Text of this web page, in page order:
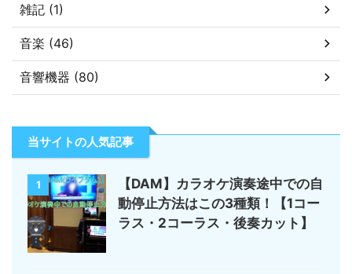
雑記 (1)
音楽 (46)
音響機器 (80)
当サイトの人気記事
1
【DAM】カラオケ演奏途中での自
動停止方法はこの3種類！【1コー
ラス・2コーラス・後奏カット】